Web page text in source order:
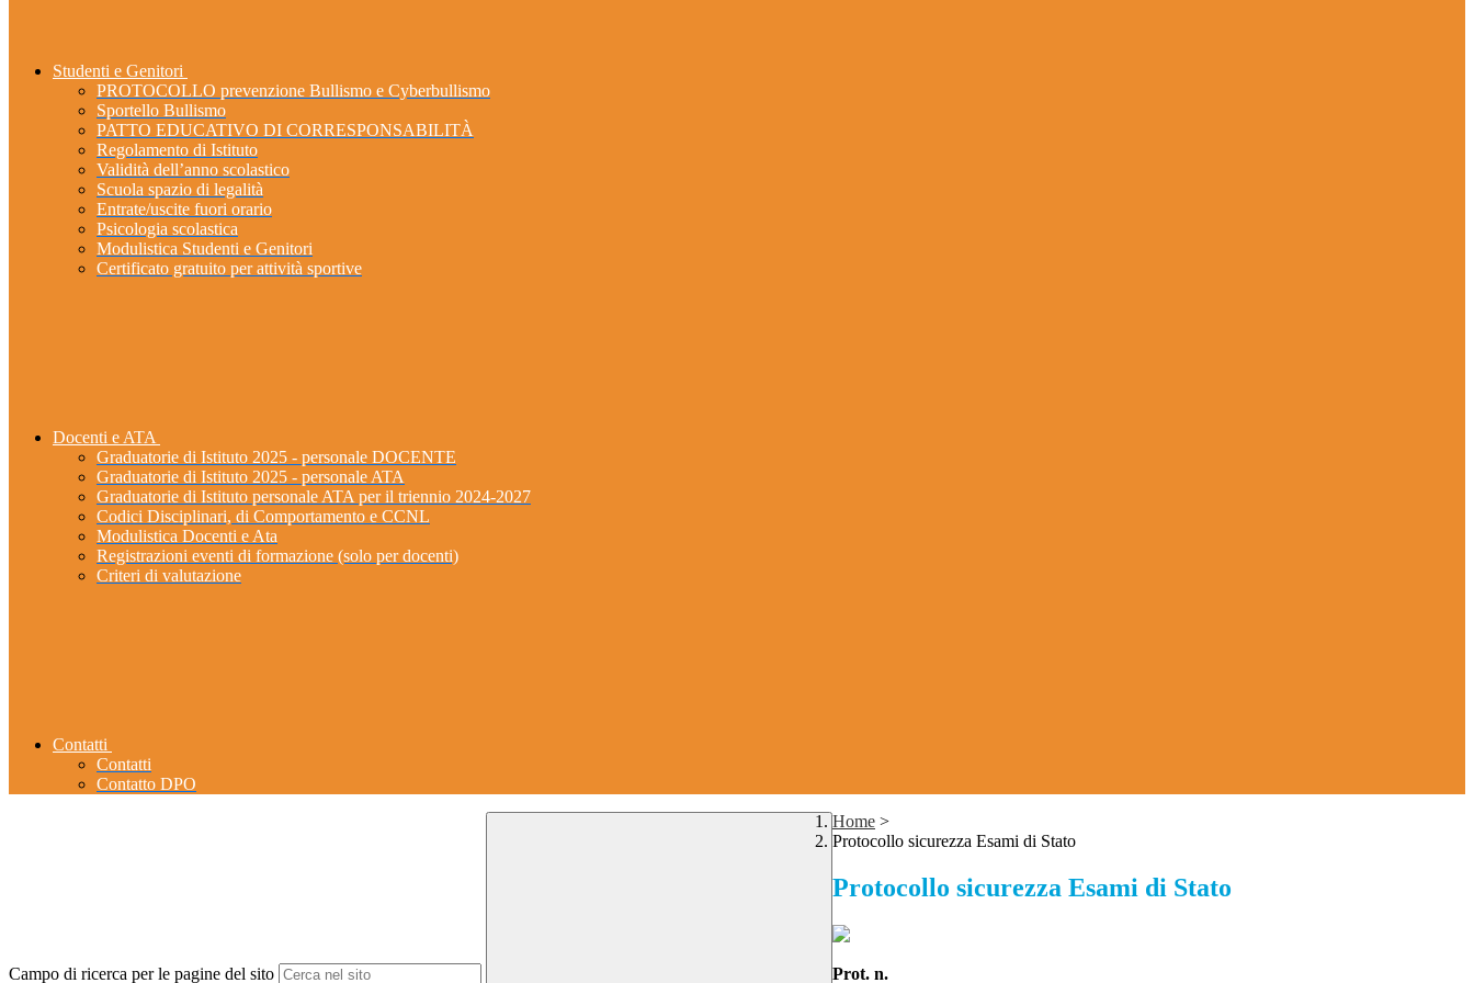
Studenti e Genitori
PROTOCOLLO prevenzione Bullismo e Cyberbullismo
Sportello Bullismo
PATTO EDUCATIVO DI CORRESPONSABILITÀ
Regolamento di Istituto
Validità dell’anno scolastico
Scuola spazio di legalità
Entrate/uscite fuori orario
Psicologia scolastica
Modulistica Studenti e Genitori
Certificato gratuito per attività sportive
Docenti e ATA
Graduatorie di Istituto 2025 - personale DOCENTE
Graduatorie di Istituto 2025 - personale ATA
Graduatorie di Istituto personale ATA per il triennio 2024-2027
Codici Disciplinari, di Comportamento e CCNL
Modulistica Docenti e Ata
Registrazioni eventi di formazione (solo per docenti)
Criteri di valutazione
Contatti
Contatti
Contatto DPO
Campo di ricerca per le pagine del sito
Home >
Protocollo sicurezza Esami di Stato
Protocollo sicurezza Esami di Stato
Prot. n.